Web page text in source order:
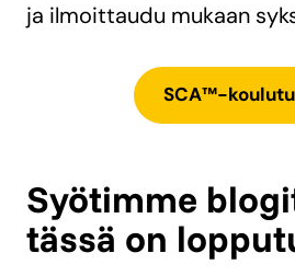
ja ilmoittaudu mukaan
SCA™-
Syötimme
tässä on